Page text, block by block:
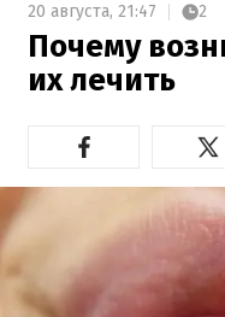
20 августа, 21:47 2
Почему
их лечить